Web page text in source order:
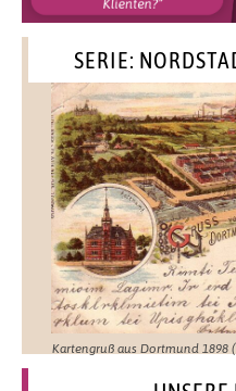
SERIE:
Kartengruß aus Dortmund 1898